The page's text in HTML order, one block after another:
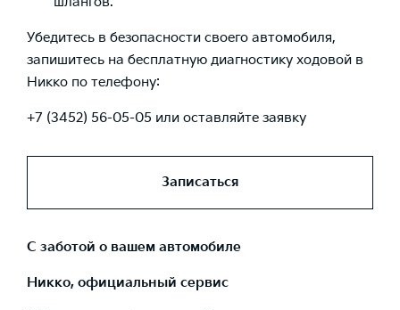
Убедитесь в безопасности своего автомобиля,
запишитесь на бесплатную диагностику ходовой в
Никко по телефону:
+7 (3452) 56-05-05 или оставляйте заявку
Записаться
С заботой о вашем автомобиле
Никко, официальный сервис